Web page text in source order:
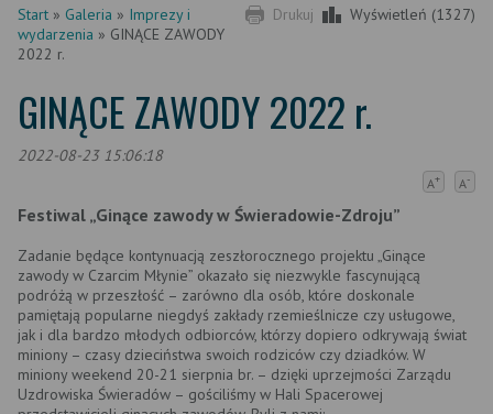
Drukuj Wyświetleń (1327)
Start » Galeria » Imprezy i
wydarzenia » GINĄCE ZAWODY
2022 r.
GINĄCE ZAWODY 2022 r.
2022-08-23 15:06:18
A+ A-
Festiwal „Ginące zawody w Świeradowie-Zdroju”
Zadanie będące kontynuacją zeszłorocznego projektu „Ginące
zawody w Czarcim Młynie” okazało się niezwykle fascynującą
podróżą w przeszłość – zarówno dla osób, które doskonale
pamiętają popularne niegdyś zakłady rzemieślnicze czy usługowe,
jak i dla bardzo młodych odbiorców, którzy dopiero odkrywają świat
miniony – czasy dzieciństwa swoich rodziców czy dziadków. W
miniony weekend 20-21 sierpnia br. – dzięki uprzejmości Zarządu
Uzdrowiska Świeradów – gościliśmy w Hali Spacerowej